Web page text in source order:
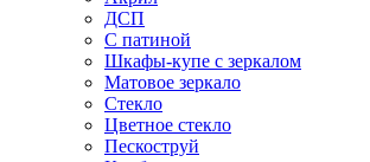
ДСП
С патиной
Шкафы-купе с зеркалом
Матовое зеркало
Стекло
Цветное стекло
Пескоструй